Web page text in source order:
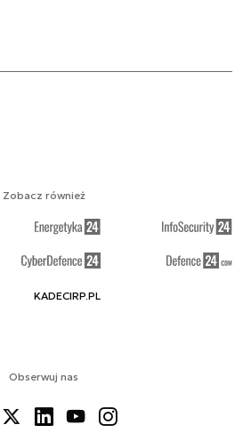
Obserwuj nas
Zobacz również
KADECIRP.PL